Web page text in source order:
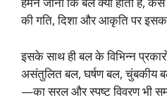
की गति, दिशा और आकृति पर
इसके साथ ही बल के विभिन्न
असंतुलित बल, घर्षण बल, चुंबकीय
—का सरल और स्पष्ट विवरण भी